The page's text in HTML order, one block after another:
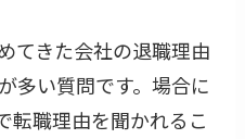
てきた会社の退職理由
多い質問です。場合に
転職理由を聞かれるこ